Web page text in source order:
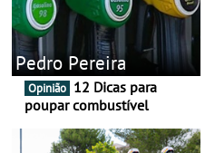
Pedro Pereira
Opinião
poupar combustível